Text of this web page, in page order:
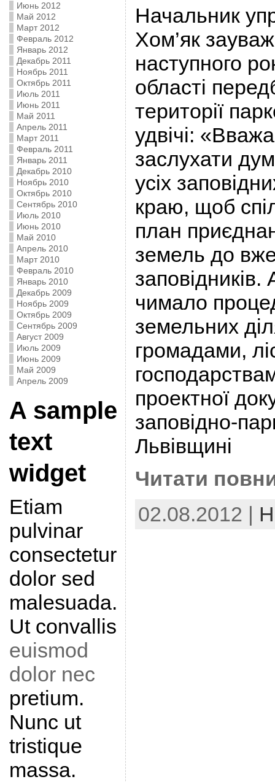
Июнь 2012
Май 2012
Март 2012
Февраль 2012
Январь 2012
Декабрь 2011
Ноябрь 2011
Октябрь 2011
Июль 2011
Июнь 2011
Май 2011
Апрель 2011
Март 2011
Февраль 2011
Январь 2011
Декабрь 2010
Ноябрь 2010
Октябрь 2010
Сентябрь 2010
Июль 2010
Июнь 2010
Май 2010
Апрель 2010
Март 2010
Февраль 2010
Январь 2010
Декабрь 2009
Ноябрь 2009
Октябрь 2009
Сентябрь 2009
Август 2009
Июль 2009
Июнь 2009
Май 2009
Апрель 2009
A sample
text
widget
Etiam
pulvinar
consectetur
dolor sed
malesuada.
Ut convallis
euismod
dolor nec
pretium.
Nunc ut
tristique
massa.
Начальник
Хом’як
наступного
області
території
удвічі:
заслухати
усіх
краю, щоб
план
земель до вже
чимало
земельних
громадами,
проектної
заповідно-
Львівщині
Читати
02.08.2012 |